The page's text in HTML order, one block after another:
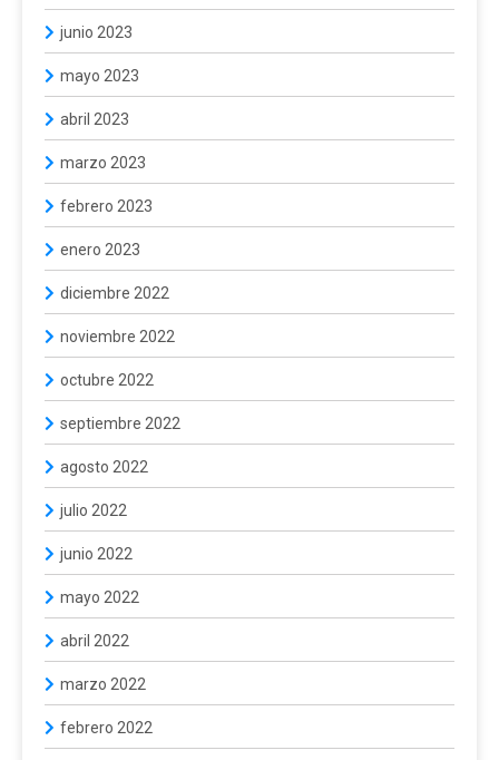
junio 2023
mayo 2023
abril 2023
marzo 2023
febrero 2023
enero 2023
diciembre 2022
noviembre 2022
octubre 2022
septiembre 2022
agosto 2022
julio 2022
junio 2022
mayo 2022
abril 2022
marzo 2022
febrero 2022